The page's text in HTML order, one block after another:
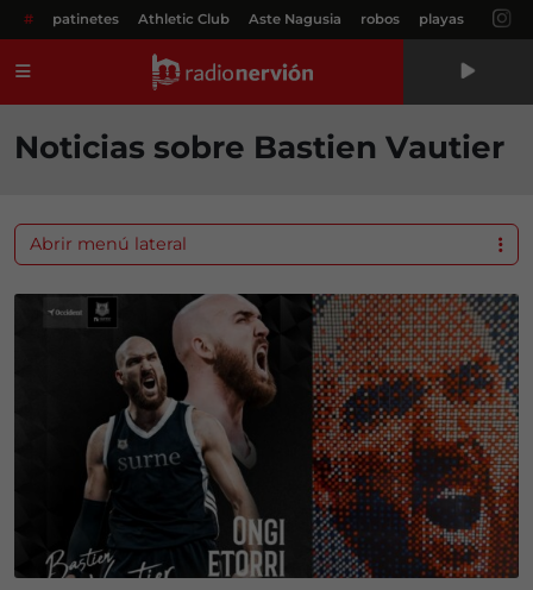
# patinetes Athletic Club Aste Nagusia robos playas
Noticias sobre Bastien Vautier
Abrir menú lateral